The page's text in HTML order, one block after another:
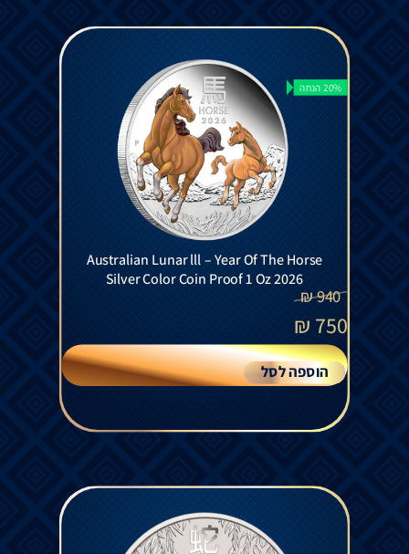
20% הנחה
Australian Lunar lll – Year Of The Horse
Silver Color Coin Proof 1 Oz 2026
940
₪
750
₪
הוספה לסל